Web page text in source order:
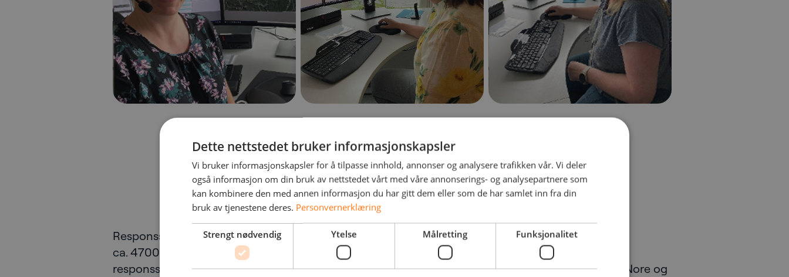
Responssenteret har nå driftet alarmmottaket i 1 år. Gjennom dette året er det håndtert
ca. 47000 manuelle trygghetsalarmer (assistanse). 1400 trygghetsalarmer kommuniserer med
responssenteret. De samarbeider med ca. 2000 ansatte i kommunene Tinn, Hjartdal, Notodden, Nore og
Dette nettstedet bruker informasjonskapsler
Vi bruker informasjonskapsler for å tilpasse innhold, annonser og analysere trafikken vår. Vi deler
også informasjon om din bruk av nettstedet vårt med våre annonserings- og analysepartnere som
kan kombinere den med annen informasjon du har gitt dem eller som de har samlet inn fra din
bruk av tjenestene deres. Personvernerklæring
Strengt nødvendig Ytelse Målretting Funksjonalitet